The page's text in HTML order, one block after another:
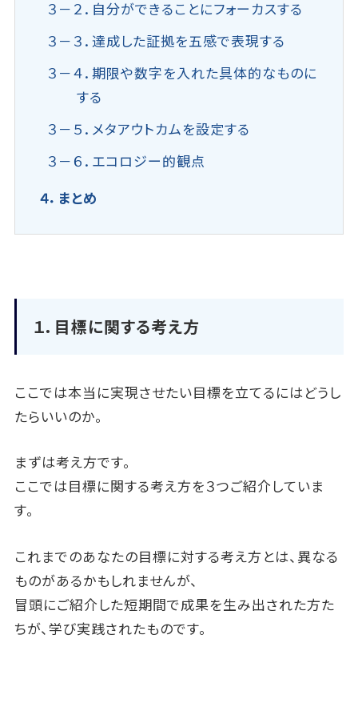
３－２．自分ができることにフォーカスする
３－３．達成した証拠を五感で表現する
３－４．期限や数字を入れた具体的なものに
する
３－５．メタアウトカムを設定する
３－６．エコロジー的観点
４．まとめ
１．目標に関する考え方
ここでは本当に実現させたい目標を立てるにはどうし
たらいいのか。
まずは考え方です。
ここでは目標に関する考え方を３つご紹介していま
す。
これまでのあなたの目標に対する考え方とは、異なる
ものがあるかもしれませんが、
冒頭にご紹介した短期間で成果を生み出された方た
ちが、学び実践されたものです。